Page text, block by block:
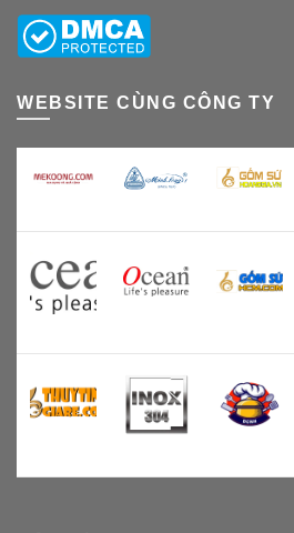
WEBSITE CÙNG CÔNG TY